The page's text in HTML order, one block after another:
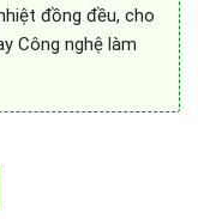
đồng đều, cho
Công nghệ làm